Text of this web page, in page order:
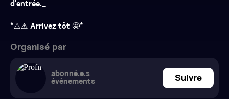
d'entrée._
*⚠️⚠️ Arrivez tôt 🤩*
Organisé par
abonné.e.s
évènements
Suivre